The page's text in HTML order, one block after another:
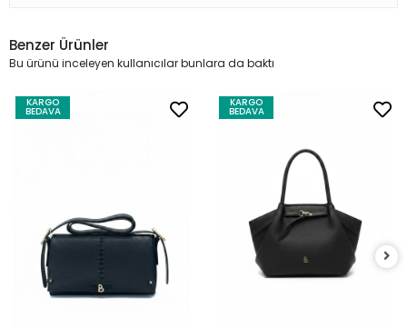
Benzer Ürünler
Bu ürünü inceleyen kullanıcılar bunlara da baktı
KARGO
BEDAVA
KARGO
BEDAVA